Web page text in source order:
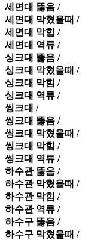
세면대 뚫음 /
세면대 막혔을때 /
세면대 막힘 /
세면대 역류 /
싱크대 뚫음 /
싱크대 막혔을때 /
싱크대 막힘 /
싱크대 역류 /
씽크대 /
씽크대 뚫음 /
씽크대 막혔을때 /
씽크대 막힘 /
씽크대 역류 /
하수관 뚫음 /
하수관 막혔을때 /
하수관 막힘 /
하수관 역류 /
하수구 뚫음 /
하수구 막혔을때 /